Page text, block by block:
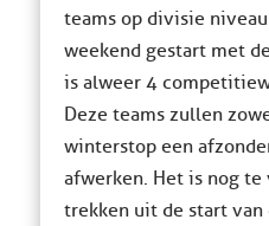
teams op divisie
weekend gestart met
is alweer 4
Deze teams zullen
winterstop een
afwerken. Het is nog
trekken uit de start van